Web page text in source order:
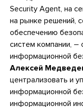
Security Agent, на
на рынке решений,
обеспечению
систем компании, –
информационной
Алексей
централизовать и
информационной
информационной